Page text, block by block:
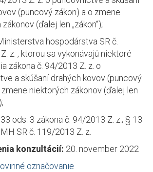
(puncový zákon) a o zmene
(ďalej len „zákon“);
hospodárstva SR č.
z. , ktorou sa vykonávajú niektoré
zákona č. 94/2013 Z. z. o
a skúšaní drahých kovov (puncový
zmene niektorých zákonov (ďalej len
ods. 3 zákona č. 94/2013 Z. z.; § 13
SR č. 119/2013 Z. z.
konzultácií: 20. november 2022
označovanie